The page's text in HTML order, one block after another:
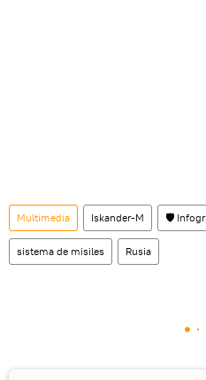
Multimedia Iskander-M 🛡️
sistema de misiles Rusia